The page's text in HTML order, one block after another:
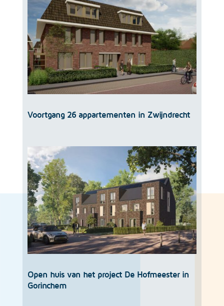
Voortgang 26 appartementen in Zwijndrecht
Open huis van het project De Hofmeester in
Gorinchem